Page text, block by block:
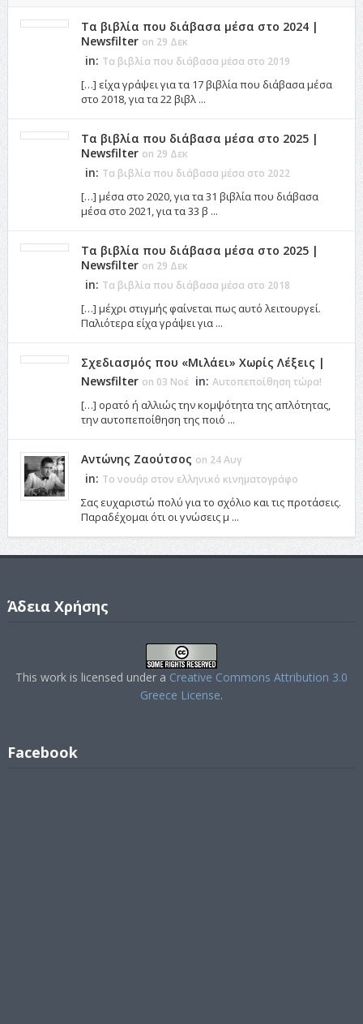
Τα βιβλία που διάβασα μέσα στο 2024 |
Newsfilter on 29 Δεκ
in: Τα βιβλία που διάβασα μέσα στο 2019
[…] είχα γράψει για τα 17 βιβλία που διάβασα μέσα
στο 2018, για τα 22 βιβλ ...
Τα βιβλία που διάβασα μέσα στο 2025 |
Newsfilter on 29 Δεκ
in: Τα βιβλία που διάβασα μέσα στο 2022
[…] μέσα στο 2020, για τα 31 βιβλία που διάβασα
μέσα στο 2021, για τα 33 β ...
Τα βιβλία που διάβασα μέσα στο 2025 |
Newsfilter on 29 Δεκ
in: Τα βιβλία που διάβασα μέσα στο 2018
[…] μέχρι στιγμής φαίνεται πως αυτό λειτουργεί.
Παλιότερα είχα γράψει για ...
Σχεδιασμός που «Μιλάει» Χωρίς Λέξεις |
Newsfilter on 03 Νοέ in: Αυτοπεποίθηση τώρα!
[…] ορατό ή αλλιώς την κομψότητα της απλότητας,
την αυτοπεποίθηση της ποιό ...
Αντώνης Ζαούτσος on 24 Αυγ
in: Το νουάρ στον ελληνικό κινηματογράφο
Σας ευχαριστώ πολύ για το σχόλιο και τις προτάσεις.
Παραδέχομαι ότι οι γνώσεις μ ...
Άδεια Χρήσης
This work is licensed under a Creative Commons Attribution 3.0
Greece License.
Facebook